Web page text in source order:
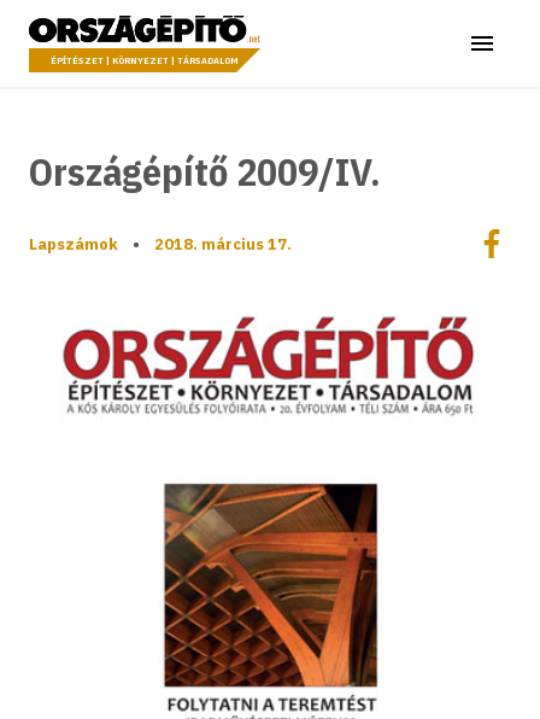
a tartalomhoz
Országépítő
ÉPÍTÉSZET | KÖRNYEZET | TÁRSADALOM Menü
Országépítő 2009/IV.
Lapszámok • 2018. március 17.